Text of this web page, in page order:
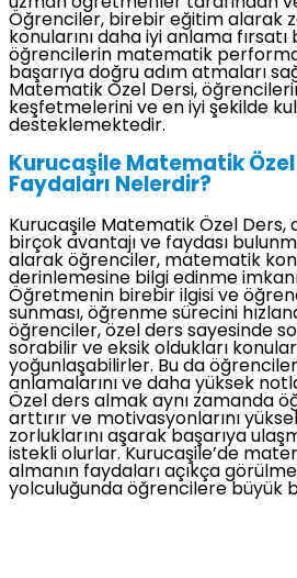
Öğrenciler, birebir eğitim alarak
konularını daha iyi anlama
öğrencilerin matematik
başarıya doğru adım atmaları
Matematik Özel Dersi,
keşfetmelerini ve en iyi şekilde
desteklemektedir.
Kurucaşile Matematik Özel
Faydaları Nelerdir?
Kurucaşile Matematik Özel Ders,
birçok avantajı ve faydası
alarak öğrenciler, matematik
derinlemesine bilgi edinme
Öğretmenin birebir ilgisi ve
sunması, öğrenme sürecini
öğrenciler, özel ders sayesinde
sorabilir ve eksik oldukları
yoğunlaşabilirler. Bu da
anlamalarını ve daha yüksek
Özel ders almak aynı zamanda
arttırır ve motivasyonlarını
zorluklarını aşarak başarıya
istekli olurlar. Kurucaşile’de
almanın faydaları açıkça
yolculuğunda öğrencilere büyük